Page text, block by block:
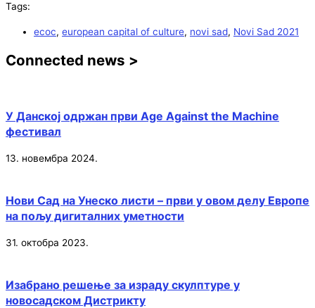
Tags:
ecoc, european capital of culture, novi sad, Novi Sad 2021
Connected news >
У Данској одржан први Age Against the Machine
фестивал
13. новембра 2024.
Нови Сад на Унеско листи – први у овом делу Европе
на пољу дигиталних уметности
31. октобра 2023.
Изабрано решење за израду скулптуре у
новосадском Дистрикту